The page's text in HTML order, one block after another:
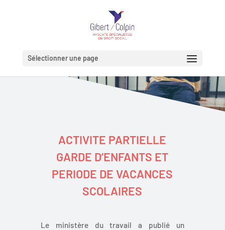
Sélectionner une page
ACTIVITE PARTIELLE
GARDE D’ENFANTS ET
PERIODE DE VACANCES
SCOLAIRES
Le ministère du travail a publié un